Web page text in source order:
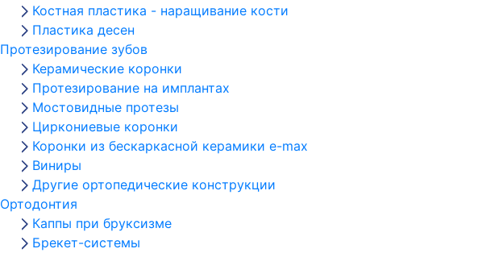
Костная пластика - наращивание кости
Пластика десен
Протезирование зубов
Керамические коронки
Протезирование на имплантах
Мостовидные протезы
Циркониевые коронки
Коронки из бескаркасной керамики e-max
Виниры
Другие ортопедические конструкции
Ортодонтия
Каппы при бруксизме
Брекет-системы